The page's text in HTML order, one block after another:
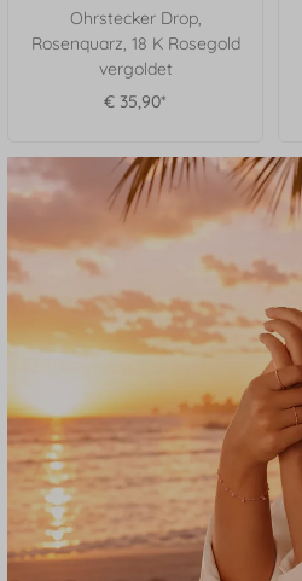
Ohrstecker Drop,
Rosenquarz, 18 K Rosegold
vergoldet
€ 35,90*